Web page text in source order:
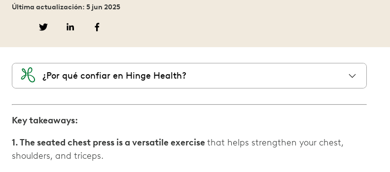
Última actualización: 5 jun 2025
¿Por qué confiar en Hinge Health?
Key takeaways:
1. The seated chest press is a versatile exercisethat helps strengthen your chest,
shoulders, and triceps.